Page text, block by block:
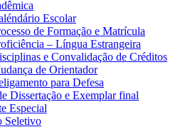
Escolar
de Formação e Matrícula
– Língua Estrangeira
e Convalidação de Créditos
de Orientador
para Defesa
Dissertação e Exemplar final
Especial
Seletivo